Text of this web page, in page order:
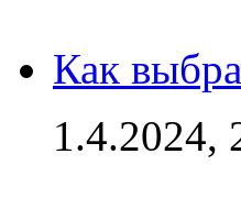
Как
1.4.2024,